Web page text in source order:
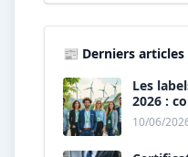
📰 Derniers articles
Les
2026 :
« vert »
10/06/